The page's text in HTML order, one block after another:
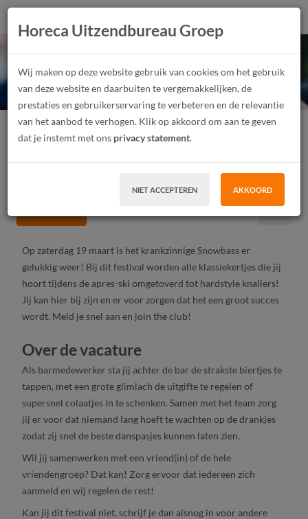
Barmedewerkers
Snowbass 2022
Festivalmedewerker Junior, Medior
Parttime
Op zaterdag 19 maart is het krankzinnige Snowbass er
gelukkig weer! Bij dit festival worden alle klassiekertjes die jij
hoort tijdens de apres-ski omgetoverd tot hardstyle knallers!
Jij kan hier bij zijn en er voor zorgen dat het een groot succes
wordt. Meld je snel aan en join the club!
Over de vacature
Als barmedewerker sta jij achter de bar de strakste biertjes te
tappen, met een grote glimlach de uitgifte te regelen of
supersnel colaatjes in te schenken. Samen met het team zorg
jij er voor dat niemand lang hoeft te wachten op de drankjes
zodat zij snel de beste danspasjes kunnen laten zien.
Wil jij samenwerken met een vriend(in) of de hele
vriendengroep? Dat kan! Zorg ervoor dat iedereen zich
aanmeld en wij regelen de rest!
Kan jij dit festival niet, schrijf je dan alsnog in voor andere
Horeca Uitzendbureau Groep
Wij maken op deze website gebruik van cookies om het gebruik
van deze website en daarbuiten te vergemakkelijken, de
prestaties en gebruikerservaring te verbeteren en de relevantie
van het aanbod te verhogen. Klik op akkoord om aan te geven
dat je instemt met ons privacy statement.
NIET ACCEPTEREN AKKOORD